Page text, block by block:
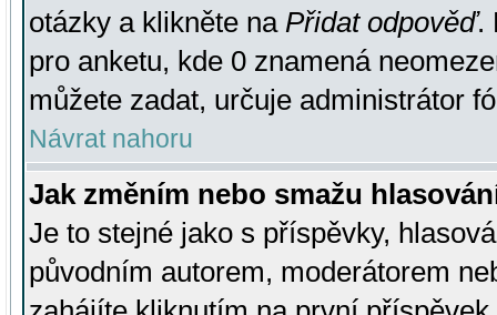
otázky a klikněte na Přidat odpověď.
pro anketu, kde 0 znamená
můžete zadat, určuje administrátor
Návrat nahoru
Jak změním nebo smažu
Je to stejné jako s příspěvky,
původním autorem, moderátorem